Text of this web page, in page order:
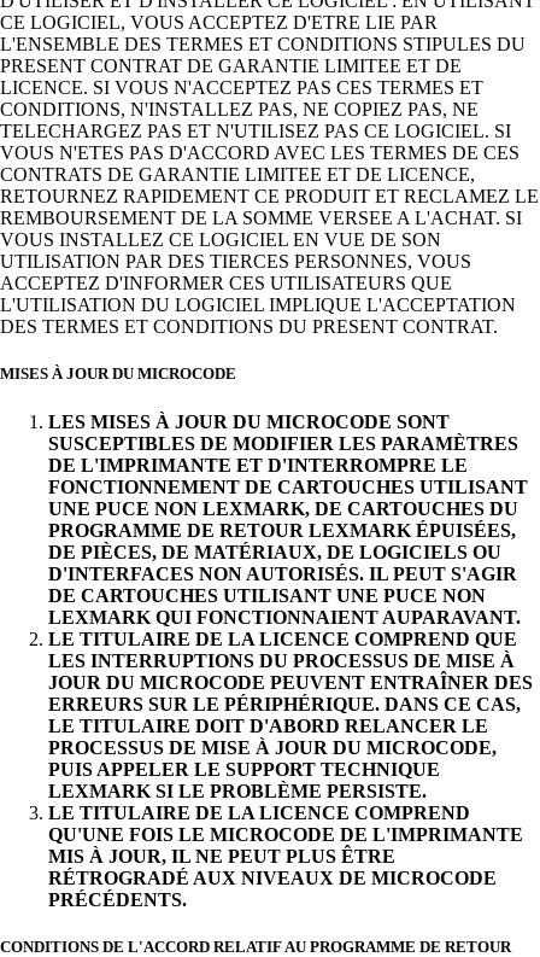
CE LOGICIEL, VOUS ACCEPTEZ D'ETRE LIE PAR
L'ENSEMBLE DES TERMES ET CONDITIONS STIPULES DU
PRESENT CONTRAT DE GARANTIE LIMITEE ET DE
LICENCE. SI VOUS N'ACCEPTEZ PAS CES TERMES ET
CONDITIONS, N'INSTALLEZ PAS, NE COPIEZ PAS, NE
TELECHARGEZ PAS ET N'UTILISEZ PAS CE LOGICIEL. SI
VOUS N'ETES PAS D'ACCORD AVEC LES TERMES DE CES
CONTRATS DE GARANTIE LIMITEE ET DE LICENCE,
RETOURNEZ RAPIDEMENT CE PRODUIT ET RECLAMEZ LE
REMBOURSEMENT DE LA SOMME VERSEE A L'ACHAT. SI
VOUS INSTALLEZ CE LOGICIEL EN VUE DE SON
UTILISATION PAR DES TIERCES PERSONNES, VOUS
ACCEPTEZ D'INFORMER CES UTILISATEURS QUE
L'UTILISATION DU LOGICIEL IMPLIQUE L'ACCEPTATION
DES TERMES ET CONDITIONS DU PRESENT CONTRAT.
MISES À JOUR DU MICROCODE
LES MISES À JOUR DU MICROCODE SONT
SUSCEPTIBLES DE MODIFIER LES PARAMÈTRES
DE L'IMPRIMANTE ET D'INTERROMPRE LE
FONCTIONNEMENT DE CARTOUCHES UTILISANT
UNE PUCE NON LEXMARK, DE CARTOUCHES DU
PROGRAMME DE RETOUR LEXMARK ÉPUISÉES,
DE PIÈCES, DE MATÉRIAUX, DE LOGICIELS OU
D'INTERFACES NON AUTORISÉS. IL PEUT S'AGIR
DE CARTOUCHES UTILISANT UNE PUCE NON
LEXMARK QUI FONCTIONNAIENT AUPARAVANT.
LE TITULAIRE DE LA LICENCE COMPREND QUE
LES INTERRUPTIONS DU PROCESSUS DE MISE À
JOUR DU MICROCODE PEUVENT ENTRAÎNER DES
ERREURS SUR LE PÉRIPHÉRIQUE. DANS CE CAS,
LE TITULAIRE DOIT D'ABORD RELANCER LE
PROCESSUS DE MISE À JOUR DU MICROCODE,
PUIS APPELER LE SUPPORT TECHNIQUE
LEXMARK SI LE PROBLÈME PERSISTE.
LE TITULAIRE DE LA LICENCE COMPREND
QU'UNE FOIS LE MICROCODE DE L'IMPRIMANTE
MIS À JOUR, IL NE PEUT PLUS ÊTRE
RÉTROGRADÉ AUX NIVEAUX DE MICROCODE
PRÉCÉDENTS.
CONDITIONS DE L'ACCORD RELATIF AU PROGRAMME DE RETOUR